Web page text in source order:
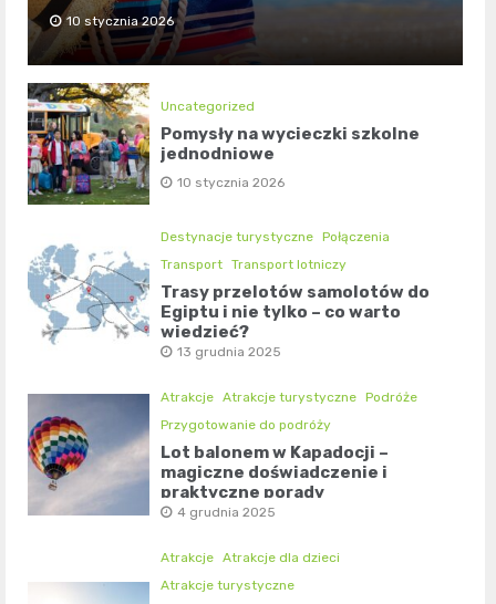
10 stycznia 2026
Uncategorized
Pomysły na wycieczki szkolne
jednodniowe
10 stycznia 2026
Destynacje turystyczne Połączenia
Transport Transport lotniczy
Trasy przelotów samolotów do
Egiptu i nie tylko – co warto
wiedzieć?
13 grudnia 2025
Atrakcje Atrakcje turystyczne Podróże
Przygotowanie do podróży
Lot balonem w Kapadocji –
magiczne doświadczenie i
praktyczne porady
4 grudnia 2025
Atrakcje Atrakcje dla dzieci
Atrakcje turystyczne